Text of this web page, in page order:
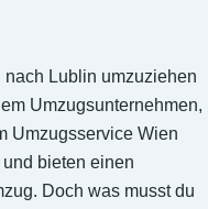
Lublin umzuziehen
Umzugsunternehmen,
Umzugsservice Wien
bieten einen
Doch was musst du